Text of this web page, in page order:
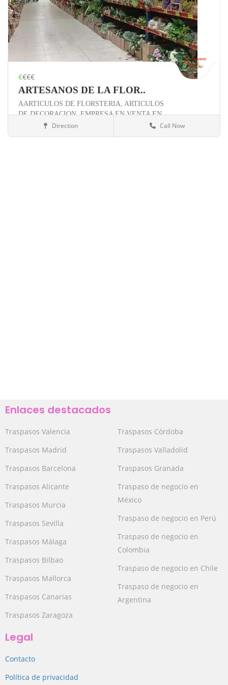
€€€€
ARTESANOS DE LA FLOR..
AARTICULOS DE FLORSTERIA, ARTICULOS
DE DECORACION,EMPRESA EN VENTA EN
SEVILLA,
Otros negociosDirection Call Now
Enlaces destacados
Traspasos Valencia
Traspasos Madrid
Traspasos Barcelona
Traspasos Alicante
Traspasos Murcia
Traspasos Sevilla
Traspasos Málaga
Traspasos Bilbao
Traspasos Mallorca
Traspasos Canarias
Traspasos Zaragoza
Traspasos Córdoba
Traspasos Valladolid
Traspasos Granada
Traspaso de negocio en
México
Traspaso de negocio en Perú
Traspaso de negocio en
Colombia
Traspaso de negocio en Chile
Traspaso de negocio en
Argentina
Legal
Contacto
Política de privacidad